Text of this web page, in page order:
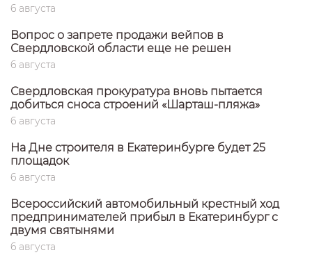
6 августа
Вопрос о запрете продажи вейпов в
Свердловской области еще не решен
6 августа
Свердловская прокуратура вновь пытается
добиться сноса строений «Шарташ-пляжа»
6 августа
На Дне строителя в Екатеринбурге будет 25
площадок
6 августа
Всероссийский автомобильный крестный ход
предпринимателей прибыл в Екатеринбург с
двумя святынями
6 августа